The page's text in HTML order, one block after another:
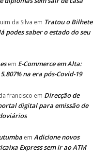
da Silva em Tratou o Bilhete
podes saber o estado do seu
em E-Commerce em Alta:
na era pós-Covid-19
francisco em Direcção de
digital para emissão de
em Adicione novos
Express sem ir ao ATM